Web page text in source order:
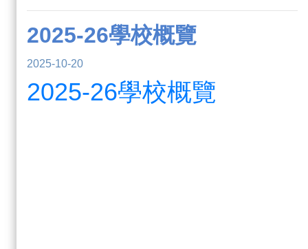
2025-26學校概覽
2025-10-20
2025-26學校概覽